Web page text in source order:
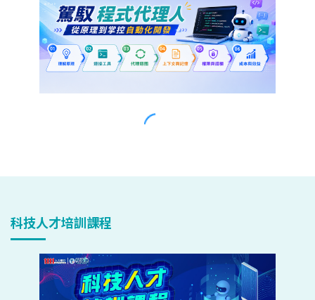
科技人才培訓課程